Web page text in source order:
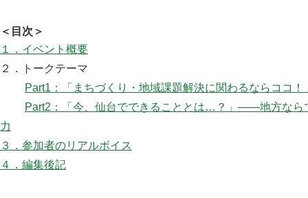
＜目次＞
１．イベント概要
２．トークテーマ
Part1：「まちづくり・地域課題解決に関わるならココ
Part2：「今、仙台でできることとは…？」——地方なら
力
３．参加者のリアルボイス
４．編集後記